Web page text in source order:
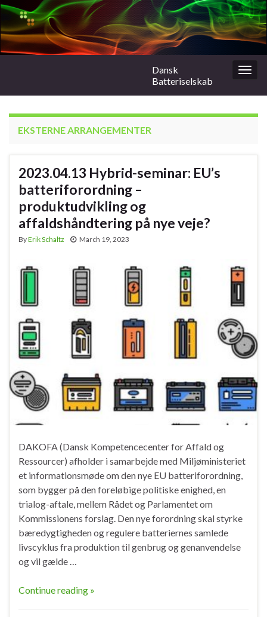
Dansk
Batteriselskab
EKSTERNE ARRANGEMENTER
2023.04.13 Hybrid-seminar: EU’s
batteriforordning –
produktudvikling og
affaldshåndtering på nye veje?
ByErik Schaltz March 19, 2023
DAKOFA (Dansk Kompetencecenter for Affald og
Ressourcer) afholder i samarbejde med Miljøministeriet
et informationsmøde om den nye EU batteriforordning,
som bygger på den foreløbige politiske enighed, en
trialog-aftale, mellem Rådet og Parlamentet om
Kommissionens forslag. Den nye forordning skal styrke
bæredygtigheden og regulere batteriernes samlede
livscyklus fra produktion til genbrug og genanvendelse
og vil gælde …
Continue reading »